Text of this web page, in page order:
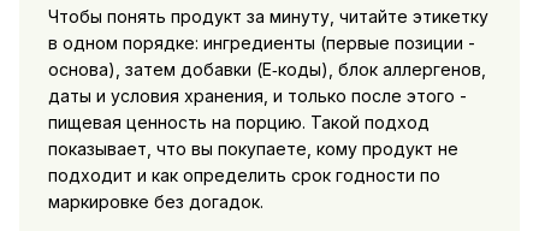
Чтобы понять продукт за минуту, читайте этикетку
в одном порядке: ингредиенты (первые позиции -
основа), затем добавки (E‑коды), блок аллергенов,
даты и условия хранения, и только после этого -
пищевая ценность на порцию. Такой подход
показывает, что вы покупаете, кому продукт не
подходит и как определить срок годности по
маркировке без догадок.